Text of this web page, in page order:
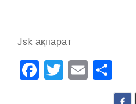
Jsk ақпарат
F
a
T
w
E
m
О
тп